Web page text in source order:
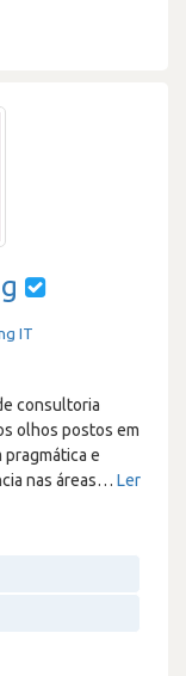
IT
consultoria
olhos postos em
e
nas áreas… Ler